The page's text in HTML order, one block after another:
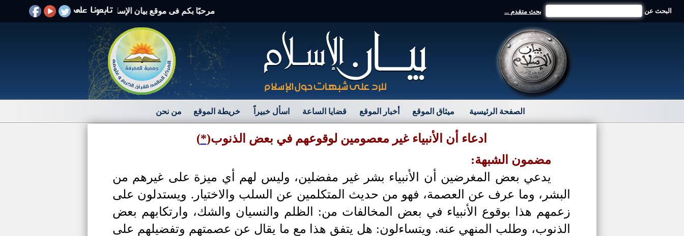
مرحبًا بكم فى موقع بيان الإسلام الرد على الافتراءات والشبهات بحث متقدم ... البحث عن
الصفحة الرئيسية ميثاق الموقع أخبار الموقع قضايا الساعة اسأل خبيراً خريطة الموقع من نحن
ادعاء أن الأنبياء غير معصومين لوقوعهم في بعض الذنوب(
*
)
مضمون الشبهة:
يدعي بعض المغرضين أن الأنبياء بشر غير مفضلين، وليس لهم أي ميزة على غيرهم من
البشر، وما عرف عن العصمة، فهو من حديث المتكلمين عن السلب والاختيار. ويستدلون على
زعمهم هذا بوقوع الأنبياء في بعض المخالفات من: الظلم والنسيان والشك، وارتكابهم بعض
الذنوب، وطلب المنهي عنه. ويتساءلون: هل يتفق هذا مع ما يقال عن عصمتهم وتفضيلهم على